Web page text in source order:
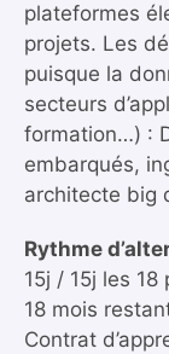
plateformes
projets. Les
puisque la
secteurs
formation…) :
embarqués,
architecte big
Rythme
15j / 15j les 18
18 mois
Contrat